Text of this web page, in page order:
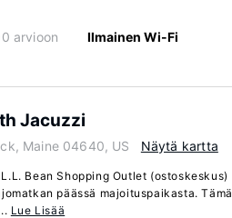
arvioon Ilmainen Wi-Fi
Jacuzzi
Maine 04640, US Näytä kartta
Bean Shopping Outlet (ostoskeskus)
päässä majoituspaikasta. Tämä
Lue Lisää